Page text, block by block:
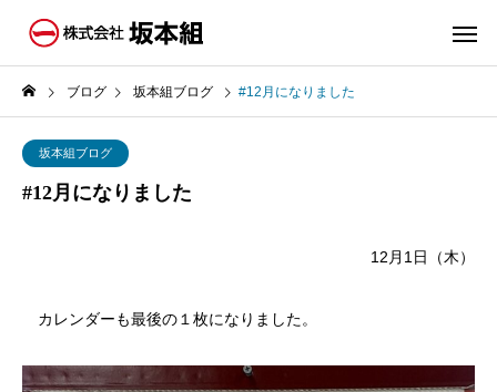
ブログ 坂本組ブログ #12月になりました
坂本組ブログ
#12月になりました
12月1日（木）
カレンダーも最後の１枚になりました。